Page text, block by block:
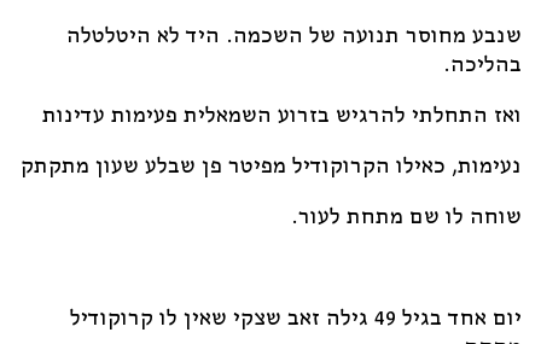
שנבע מחוסר תנועה של השכמה. היד לא היטלטלה
בהליכה.
ואז התחלתי להרגיש בזרוע השמאלית פעימות עדינות
נעימות, כאילו הקרוקודיל מפיטר פן שבלע שעון מתקתק
שוחה לו שם מתחת לעור.
יום אחד בגיל 49 גילה זאב שצקי שאין לו קרוקודיל